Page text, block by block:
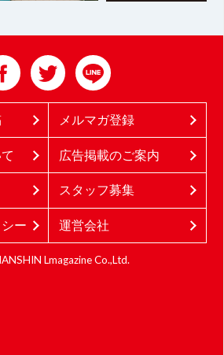
メルマガ登録
広告掲載のご案内
スタッフ募集
ー 運営会社
Lmagazine Co.,Ltd.